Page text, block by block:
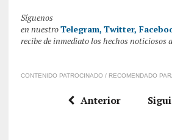
Síguenos
en nuestroTelegram, Twitter,
recibe de inmediato los hechos noticiosos
CONTENIDO PATROCINADO / RECOMENDADO
Anterior